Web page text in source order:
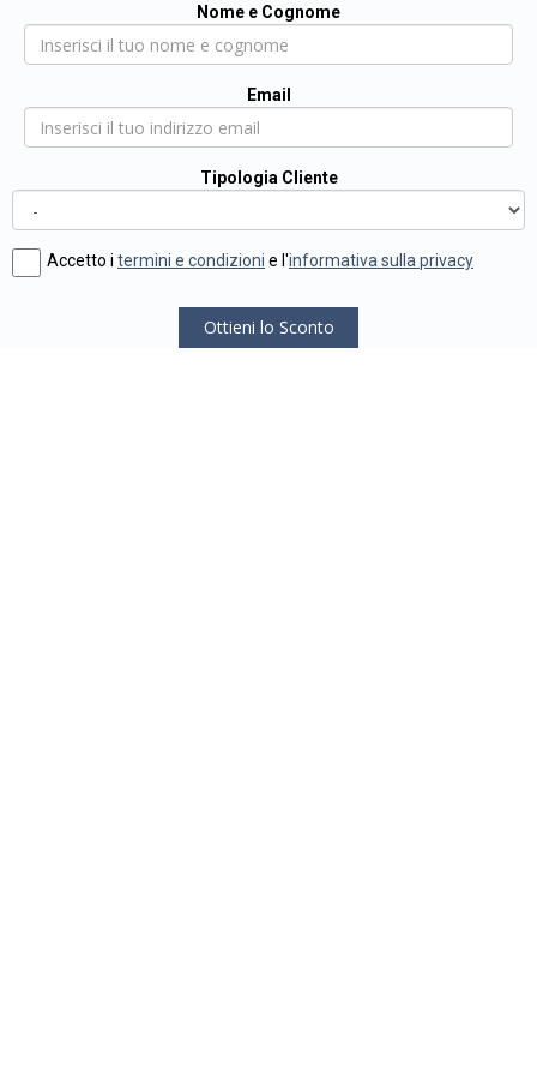
Nome e Cognome
Email
Tipologia Cliente
Accetto i termini e condizioni e l'informativa sulla privacy
Ottieni lo Sconto